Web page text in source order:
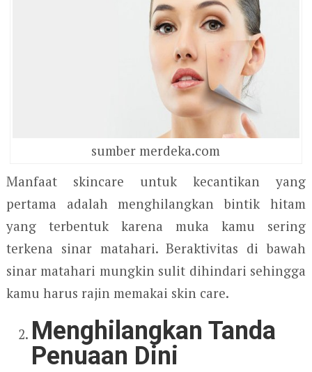
sumber merdeka.com
Manfaat skincare untuk kecantikan yang
pertama adalah menghilangkan bintik hitam
yang terbentuk karena muka kamu sering
terkena sinar matahari. Beraktivitas di bawah
sinar matahari mungkin sulit dihindari sehingga
kamu harus rajin memakai skin care.
Menghilangkan Tanda
Penuaan Dini